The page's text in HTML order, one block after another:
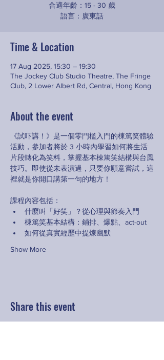
合適年齡：15 - 30 歲
語言：廣東話
Time & Location
17 Aug 2025, 15:30 – 19:30
The Jockey Club Studio Theatre, The Fringe
Club, 2 Lower Albert Rd, Central, Hong Kong
About the event
《試吓講！》是一個零門檻入門的棟篤笑體驗
活動，參加者將於 3 小時內學習如何將生活
片段轉化為笑料，掌握基本棟篤笑結構與台風
技巧。即使從未表演過，只要你願意嘗試，這
裡就是你開口講第一句的地方！
課程內容包括：
什麼叫「好笑」？從心理與節奏入門
棟篤笑基本結構：鋪排、爆點、act-out
如何從真實經歷中提煉幽默
Show More
Share this event